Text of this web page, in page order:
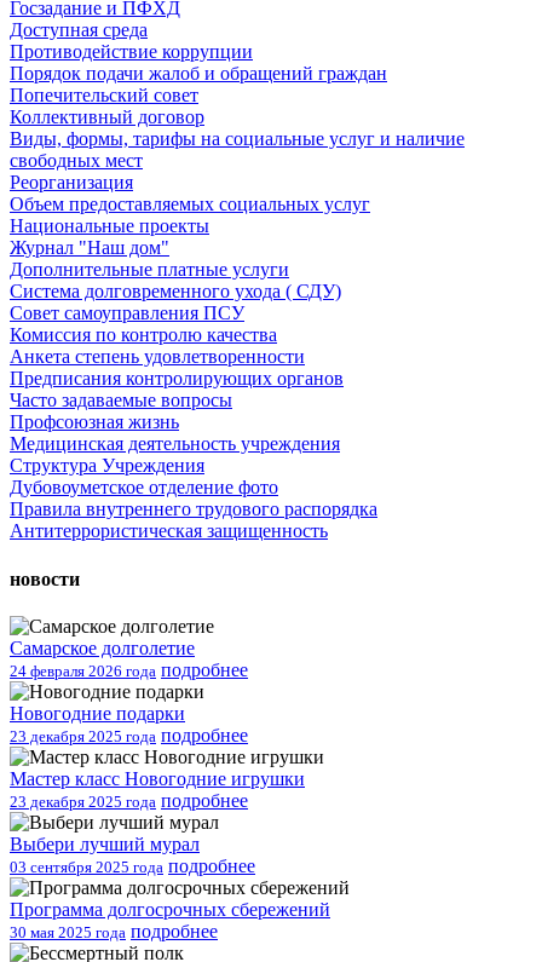
Госзадание и ПФХД
Доступная среда
Противодействие коррупции
Порядок подачи жалоб и обращений граждан
Попечительский совет
Коллективный договор
Виды, формы, тарифы на социальные услуг и наличие
свободных мест
Реорганизация
Объем предоставляемых социальных услуг
Национальные проекты
Журнал "Наш дом"
Дополнительные платные услуги
Система долговременного ухода ( СДУ)
Совет самоуправления ПСУ
Комиссия по контролю качества
Анкета степень удовлетворенности
Предписания контролирующих органов
Часто задаваемые вопросы
Профсоюзная жизнь
Медицинская деятельность учреждения
Структура Учреждения
Дубовоуметское отделение фото
Правила внутреннего трудового распорядка
Антитеррористическая защищенность
новости
Самарское долголетие
24 февраля 2026 года подробнее
Новогодние подарки
23 декабря 2025 года подробнее
Мастер класс Новогодние игрушки
23 декабря 2025 года подробнее
Выбери лучший мурал
03 сентября 2025 года подробнее
Программа долгосрочных сбережений
30 мая 2025 года подробнее